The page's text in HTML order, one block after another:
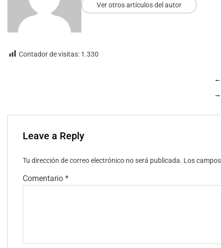
Ver otros artículos del autor
Contador de visitas: 1.330
←
→
Leave a Reply
Tu dirección de correo electrónico no será publicada. Los
Comentario *